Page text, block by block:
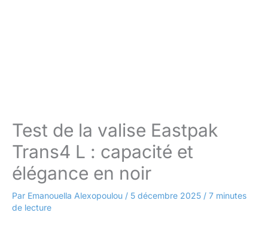
Test de la valise Eastpak
Trans4 L : capacité et
élégance en noir
Par Emanouella Alexopoulou / 5 décembre 2025 / 7 minutes
de lecture